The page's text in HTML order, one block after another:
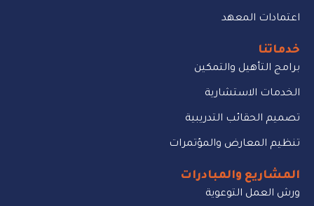
اعتمادات المعهد
خدماتنا
برامج التأهيل والتمكين
الخدمات الاستشارية
تصميم الحقائب التدريبية
تنظيم المعارض والمؤتمرات
المشاريع والمبادرات
ورش العمل التوعوية